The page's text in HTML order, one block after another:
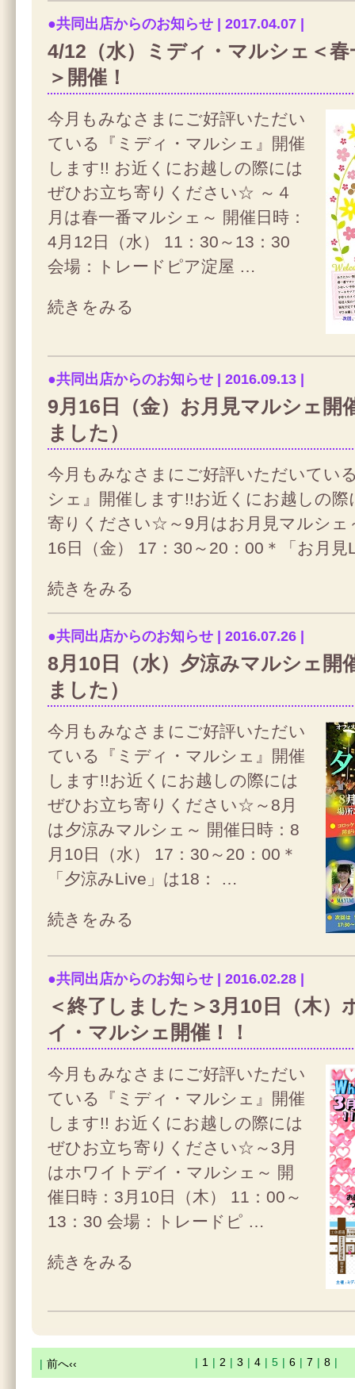
●共同出店からのお知らせ | 2017.04.07 |
4/12（水）ミディ・マルシェ＜
＞開催！
今月もみなさまにご好評いただい
ている『ミディ・マルシェ』開催
します!! お近くにお越しの際には
ぜひお立ち寄りください☆ ～４
月は春一番マルシェ～ 開催日時：
4月12日（水） 11：30～13：30
会場：トレードピア淀屋 …
続きをみる
●共同出店からのお知らせ | 2016.09.13 |
9月16日（金）お月見マルシェ開
ました）
今月もみなさまにご好評いただいてい
シェ』開催します!!お近くにお越しの
寄りください☆～9月はお月見マルシェ
16日（金） 17：30～20：00＊「お月
続きをみる
●共同出店からのお知らせ | 2016.07.26 |
8月10日（水）夕涼みマルシェ開
ました）
今月もみなさまにご好評いただい
ている『ミディ・マルシェ』開催
します!!お近くにお越しの際には
ぜひお立ち寄りください☆～8月
は夕涼みマルシェ～ 開催日時：8
月10日（水） 17：30～20：00＊
「夕涼みLive」は18： …
続きをみる
●共同出店からのお知らせ | 2016.02.28 |
＜終了しました＞3月10日（木）
イ・マルシェ開催！！
今月もみなさまにご好評いただい
ている『ミディ・マルシェ』開催
します!! お近くにお越しの際には
ぜひお立ち寄りください☆～3月
はホワイトデイ・マルシェ～ 開
催日時：3月10日（木） 11：00～
13：30 会場：トレードピ …
続きをみる
| 前へ‹‹ | 1 | 2 | 3 | 4 | 5 | 6 | 7 | 8 |